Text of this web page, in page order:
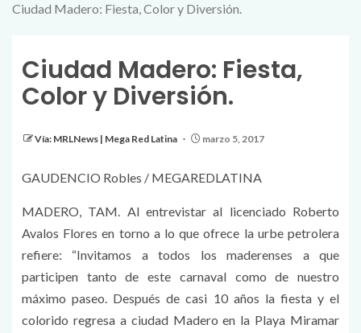
Ciudad Madero: Fiesta, Color y Diversión.
Ciudad Madero: Fiesta,
Color y Diversión.
Vía: MRLNews | Mega Red Latina marzo 5, 2017
GAUDENCIO Robles / MEGAREDLATINA
MADERO, TAM. Al entrevistar al licenciado Roberto
Avalos Flores en torno a lo que ofrece la urbe petrolera
refiere: “Invitamos a todos los maderenses a que
participen tanto de este carnaval como de nuestro
máximo paseo. Después de casi 10 años la fiesta y el
colorido regresa a ciudad Madero en la Playa Miramar